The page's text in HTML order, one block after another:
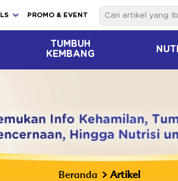
PROMO & EVENT
TUMBUH
KEMBANG
Beranda Artikel